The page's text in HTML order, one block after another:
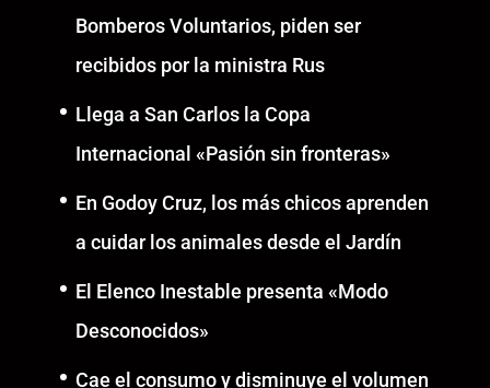
Bomberos Voluntarios, piden ser
recibidos por la ministra Rus
Llega a San Carlos la Copa
Internacional «Pasión sin fronteras»
En Godoy Cruz, los más chicos aprenden
a cuidar los animales desde el Jardín
El Elenco Inestable presenta «Modo
Desconocidos»
Cae el consumo y disminuye el volumen